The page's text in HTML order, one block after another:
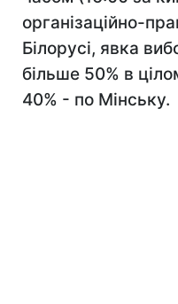
організаційно-
Білорусі, явка
більше 50% в
40% - по Мінську.